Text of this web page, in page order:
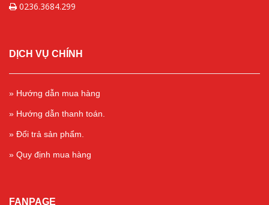
0236.3684.299
DỊCH VỤ CHÍNH
» Hướng dẫn mua hàng
» Hướng dẫn thanh toán.
» Đổi trả sản phẩm.
» Quy định mua hàng
FANPAGE